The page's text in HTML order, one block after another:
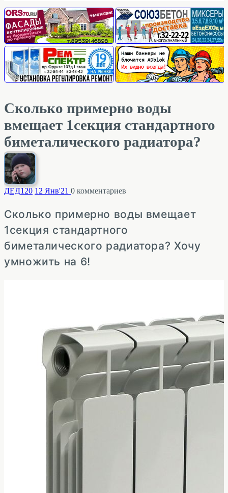
Сколько примерно воды
вмещает 1секция стандартного
биметалического радиатора?
ДЕД120 12 Янв'21 0 комментариев
Сколько примерно воды вмещает
1секция стандартного
биметалического радиатора? Хочу
умножить на 6!